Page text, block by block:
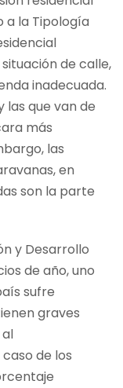
a la Tipología
de calle,
inadecuada.
las que van de
más
las
en
son la parte
y Desarrollo
de año, uno
sufre
graves
de los